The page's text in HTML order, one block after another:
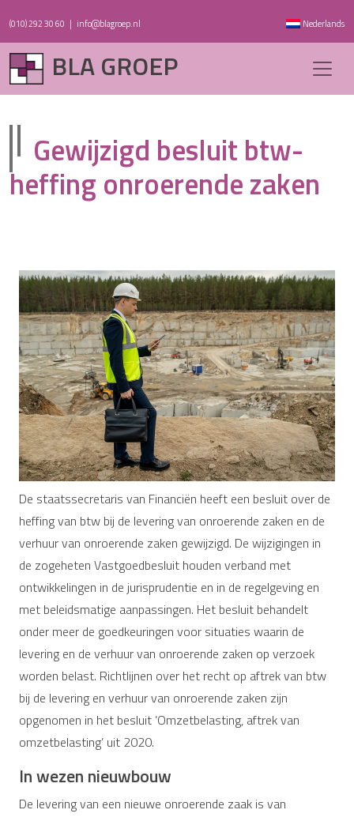
(010) 292 30 60 | info@blagroep.nl Nederlands
BLA GROEP
Gewijzigd besluit btw-
heffing onroerende zaken
De staatssecretaris van Financiën heeft een besluit over de
heffing van btw bij de levering van onroerende zaken en de
verhuur van onroerende zaken gewijzigd. De wijzigingen in
de zogeheten Vastgoedbesluit houden verband met
ontwikkelingen in de jurisprudentie en in de regelgeving en
met beleidsmatige aanpassingen. Het besluit behandelt
onder meer de goedkeuringen voor situaties waarin de
levering en de verhuur van onroerende zaken op verzoek
worden belast. Richtlijnen over het recht op aftrek van btw
bij de levering en verhuur van onroerende zaken zijn
opgenomen in het besluit ’Omzetbelasting, aftrek van
omzetbelasting’ uit 2020.
In wezen nieuwbouw
De levering van een nieuwe onroerende zaak is van